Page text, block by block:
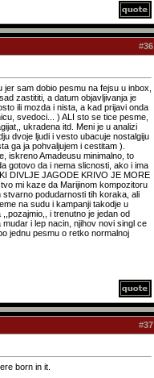
#36
sam dobio pesmu na fejsu u inbox,
zastititi, a datum objavljivanja je
ili mozda i nista, a kad prijavi onda
svedoci... ) ALI sto se tice pesme,
ukradena itd. Meni je u analizi
dvoje ljudi i vesto ubacuje nostalgiju
ga ja pohvaljujem i cestitam ).
iskreno Amadeusu minimalno, to
gotovo da i nema slicnosti, ako i ima
DIVLJE JAGODE KRIVO JE MORE
mi kaze da Marijinom kompozitoru
podudarnosti tih koraka, ali
na sudu i kampanji takodje u
i trenutno je jedan od
i lep nacin, njihov novi singl ce
jednu pesmu o retko normalnoj
#37
born in it.